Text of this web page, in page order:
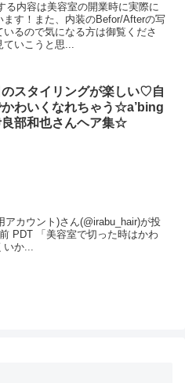
る内容は美容室の開業時に実際に
す！また、内装のBefor/Afterの写
るので気になる方は御覧くださ
ていこうと思...
スタイリングが楽しい♡自
わいくなれちゃう☆a’bing
良部和也さんヘア集☆
カウント)さん(@irabu_hair)が投
PDT 「美容室で切った時はかわ
か...